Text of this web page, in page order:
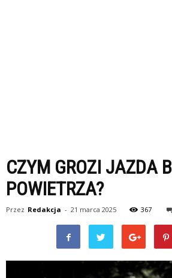
CZYM GROZI JAZDA
POWIETRZA?
Przez Redakcja - 21 marca 2025 367